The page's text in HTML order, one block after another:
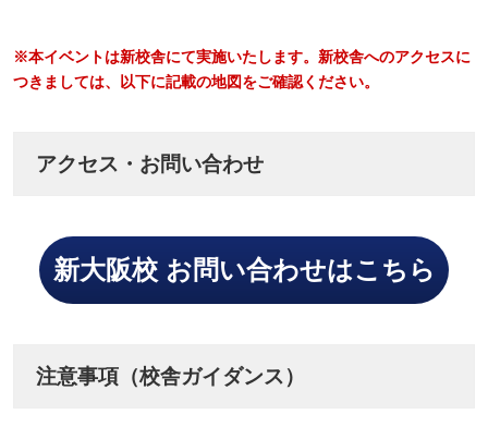
※本イベントは新校舎にて実施いたします。新校舎へのアクセスに
つきましては、以下に記載の地図をご確認ください。
アクセス・お問い合わせ
新大阪校 お問い合わせはこちら
注意事項（校舎ガイダンス）